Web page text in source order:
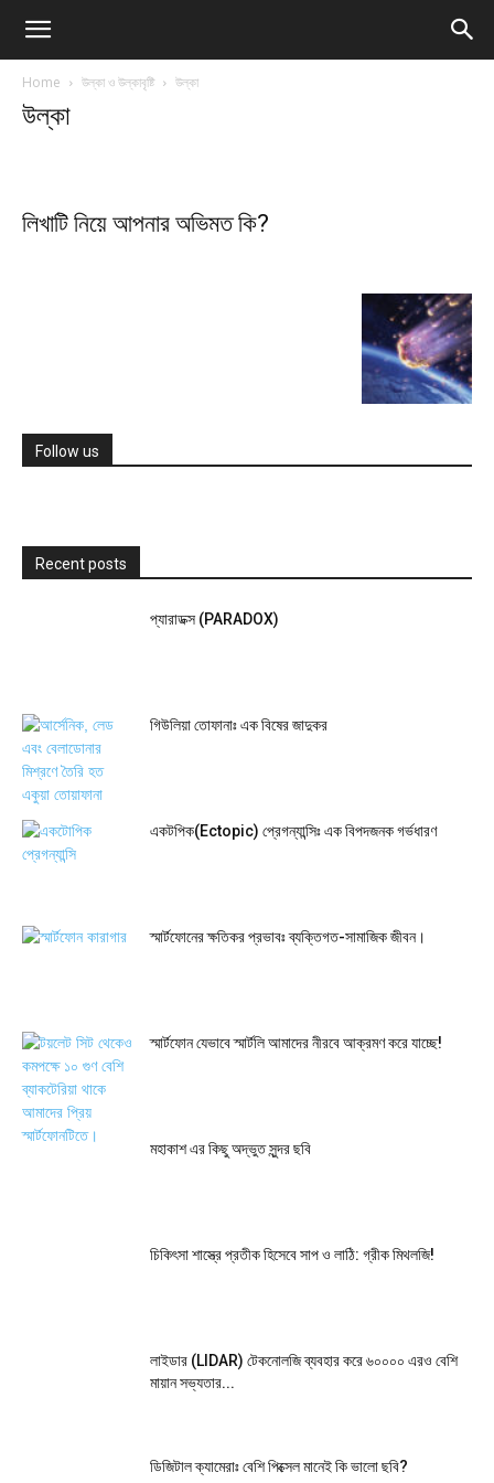
Home উল্কা ও উল্কাবৃষ্টি উল্কা
উল্কা
লিখাটি নিয়ে আপনার অভিমত কি?
Follow us
Recent posts
প্যারাডক্স (PARADOX)
গিউলিয়া তোফানাঃ এক বিষের জাদুকর
একটপিক(Ectopic) প্রেগন্যান্সিঃ এক বিপদজনক গর্ভধারণ
স্মার্টফোনের ক্ষতিকর প্রভাবঃ ব্যক্তিগত-সামাজিক জীবন।
স্মার্টফোন যেভাবে স্মার্টলি আমাদের নীরবে আক্রমণ করে যাচ্ছে!
মহাকাশ এর কিছু অদ্ভুত সুন্দর ছবি
চিকিৎসা শাস্ত্রে প্রতীক হিসেবে সাপ ও লাঠি: গ্রীক মিথলজি!
লাইডার (LIDAR) টেকনোলজি ব্যবহার করে ৬০০০০ এরও বেশি
মায়ান সভ্যতার...
ডিজিটাল ক্যামেরাঃ বেশি পিক্সেল মানেই কি ভালো ছবি?